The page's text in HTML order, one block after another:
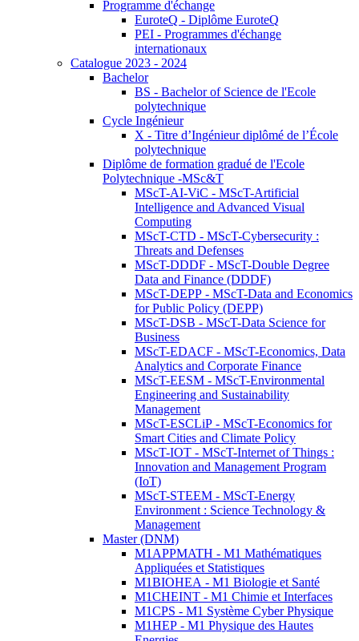
Programme d'échange
EuroteQ - Diplôme EuroteQ
PEI - Programmes d'échange
internationaux
Catalogue 2023 - 2024
Bachelor
BS - Bachelor of Science de l'Ecole
polytechnique
Cycle Ingénieur
X - Titre d’Ingénieur diplômé de l’École
polytechnique
Diplôme de formation gradué de l'Ecole
Polytechnique -MSc&T
MScT-AI-ViC - MScT-Artificial
Intelligence and Advanced Visual
Computing
MScT-CTD - MScT-Cybersecurity :
Threats and Defenses
MScT-DDDF - MScT-Double Degree
Data and Finance (DDDF)
MScT-DEPP - MScT-Data and Economics
for Public Policy (DEPP)
MScT-DSB - MScT-Data Science for
Business
MScT-EDACF - MScT-Economics, Data
Analytics and Corporate Finance
MScT-EESM - MScT-Environmental
Engineering and Sustainability
Management
MScT-ESCLiP - MScT-Economics for
Smart Cities and Climate Policy
MScT-IOT - MScT-Internet of Things :
Innovation and Management Program
(IoT)
MScT-STEEM - MScT-Energy
Environment : Science Technology &
Management
Master (DNM)
M1APPMATH - M1 Mathématiques
Appliquées et Statistiques
M1BIOHEA - M1 Biologie et Santé
M1CHEINT - M1 Chimie et Interfaces
M1CPS - M1 Système Cyber Physique
M1HEP - M1 Physique des Hautes